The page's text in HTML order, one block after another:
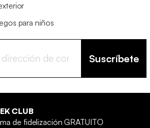
para niños
Suscríbete
CLUB
de fidelización GRATUITO